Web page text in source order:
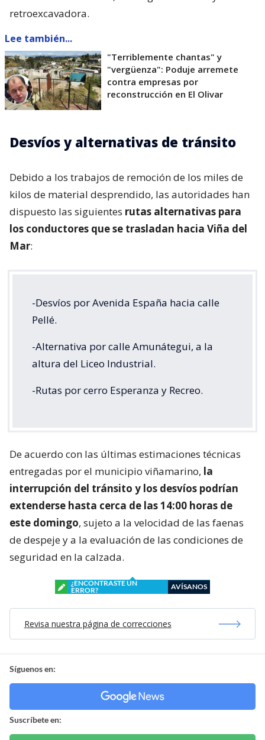
retroexcavadora.
Lee también...
"Terriblemente chantas" y
"vergüenza": Poduje arremete
contra empresas por
reconstrucción en El Olivar
Desvíos y alternativas de tránsito
Debido a los trabajos de remoción de los miles de
kilos de material desprendido, las autoridades han
dispuesto las siguientes rutas alternativas para
los conductores que se trasladan hacia Viña del
Mar:
-Desvíos por Avenida España hacia calle
Pellé.
-Alternativa por calle Amunátegui, a la
altura del Liceo Industrial.
-Rutas por cerro Esperanza y Recreo.
De acuerdo con las últimas estimaciones técnicas
entregadas por el municipio viñamarino, la
interrupción del tránsito y los desvíos podrían
extenderse hasta cerca de las 14:00 horas de
este domingo, sujeto a la velocidad de las faenas
de despeje y a la evaluación de las condiciones de
seguridad en la calzada.
¿ENCONTRASTE UN
ERROR?
AVÍSANOS
Revisa nuestra página de correcciones
Síguenos en:
Suscríbete en: